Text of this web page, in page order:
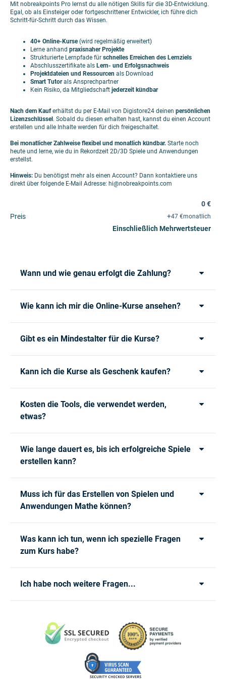
Mit nobreakpoints Pro lernst du alle nötigen Skills für die 3D-Entwicklung.
Egal, ob als Einsteiger oder fortgeschrittener Entwickler, ich führe dich
Schritt-für-Schritt durch das Wissen.
40+ Online-Kurse(wird regelmäßig erweitert)
Lerne anhand praxisnaher Projekte
Strukturierte Lernpfade für schnelles Erreichen des Lernziels
Abschlusszertifikate als Lern- und Erfolgsnachweis
Projektdateien und Ressourcen als Download
Smart Tutorals Ansprechpartner
Kein Risiko, da Mitgliedschaft jederzeit kündbar
Nach dem Kauferhältst du per E-Mail von Digistore24 deinen persönlichen
Lizenzschlüssel . Sobald du diesen erhalten hast, kannst du einen Account
erstellen und alle Inhalte werden für dich freigeschaltet.
Bei monatlicher Zahlweise flexibel und monatlich kündbar. Starte noch
heute und lerne, wie du in Rekordzeit 2D/3D Spiele und Anwendungen
erstellst.
Hinweis: Du benötigst mehr als einen Account? Dann kontaktiere uns
direkt über folgende E-Mail Adresse: hi@nobreakpoints.com
Preis
0 €
+47 €monatlich
Einschließlich Mehrwertsteuer
Wann und wie genau erfolgt die Zahlung?
Wie kann ich mir die Online-Kurse ansehen?
Gibt es ein Mindestalter für die Kurse?
Kann ich die Kurse als Geschenk kaufen?
Kosten die Tools, die verwendet werden,
etwas?
Wie lange dauert es, bis ich erfolgreiche Spiele
erstellen kann?
Muss ich für das Erstellen von Spielen und
Anwendungen Mathe können?
Was kann ich tun, wenn ich spezielle Fragen
zum Kurs habe?
Ich habe noch weitere Fragen...